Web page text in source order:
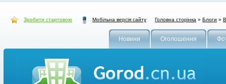
Зробити стартовою Мобільна версія сайту Головна сторінка » Блоги »
Новини Оголошення